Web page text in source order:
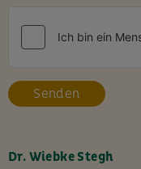
e
l
e
Dr. Wiebke Stegh